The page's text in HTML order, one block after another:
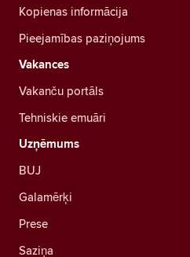
Kopienas informācija
Pieejamības paziņojums
Vakances
Vakanču portāls
Tehniskie emuāri
Uzņēmums
BUJ
Galamērķi
Prese
Saziņa